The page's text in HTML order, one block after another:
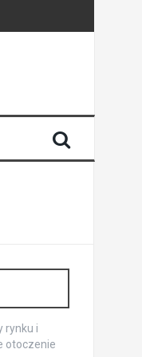
rynku i
otoczenie